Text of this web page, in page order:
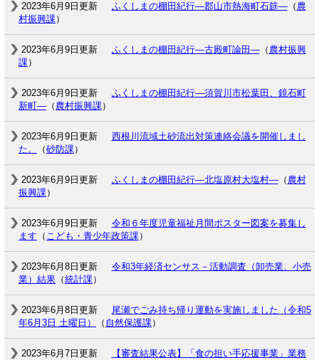
2023年6月9日更新 ふくしまの棚田紀行―郡山市熱海町石筵―（ 農
村振興課）
2023年6月9日更新 ふくしまの棚田紀行―古殿町論田―（ 農村振興
課）
2023年6月9日更新
ふくしまの棚田紀行―須賀川市松葉田、鏡石町
新町― （ 農村振興課）
2023年6月9日更新
西根川流域土砂流出対策連絡会議を開催しまし
た。
（砂防課）
2023年6月9日更新 ふくしまの棚田紀行―北塩原村大塩村―（ 農村
振興課）
2023年6月9日更新
令和６年度児童福祉月間ポスター図案を募集し
ます （ こども・青少年政策課）
2023年6月8日更新
令和3年経済センサス－活動調査（卸売業、小売
業）結果 （統計課）
2023年6月8日更新
尾瀬でごみ持ち帰り運動を実施しました（令和5
年6月3日 土曜日）
（ 自然保護課）
2023年6月7日更新
【審査結果公表】「食の担い手応援事業」業務